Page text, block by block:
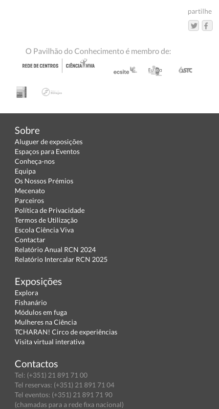
partilhe
O Pavilhão do Conhecimento é membro de:
Sobre
Aluguer de exposições
Espaços para Eventos
Conheça-nos
Equipa
Os Nossos Prémios
Mecenato
Parceiros
Política de Privacidade
Termos de Utilização
Escola Ciência Viva
Contactar
Relatório Anual RCN 2024
Relatório Intercalar RCN 2025
Exposições
Explora
Fishanário
Módulos em fuga
Mulheres na Ciência
TCHARAN! Circo de experiências
Visita virtual interativa
Contactos
Tel: (+351) 21 891 71 00
Tel reservas: (+351) 21 891 71 04
Tel eventos: (+351) 21 891 71 90
(chamadas para a rede fixa nacional)